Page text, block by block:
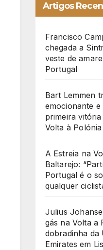
Artigos
Francisco
chegada a
veste de
Portugal
Bart Lemmen
emocionante
primeira
Volta à Polónia
A Estreia na
Baltarejo:
Portugal é o
qualquer
Julius
gás na Volta a
dobradinha da
Emirates em